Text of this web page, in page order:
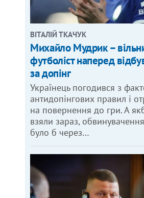
ВІТАЛІЙ ТКАЧУК
Михайло Мудрик –
футболіст наперед
за допінг
Українець погодився з
антидопінгових правил і
на повернення до гри. А
взяли зараз,
було б через…